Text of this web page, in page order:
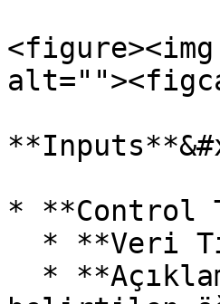
<figure><img
* **Control